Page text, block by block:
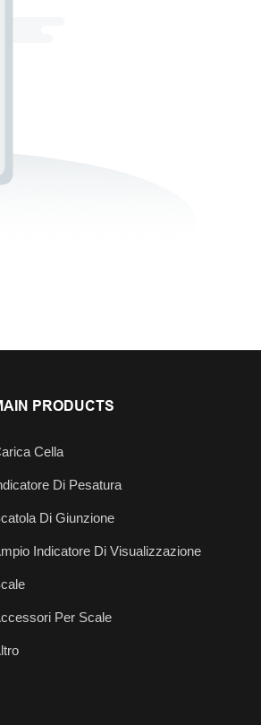
PRODUCTS
Cella
Di Pesatura
Di Giunzione
Indicatore Di Visualizzazione
Per Scale